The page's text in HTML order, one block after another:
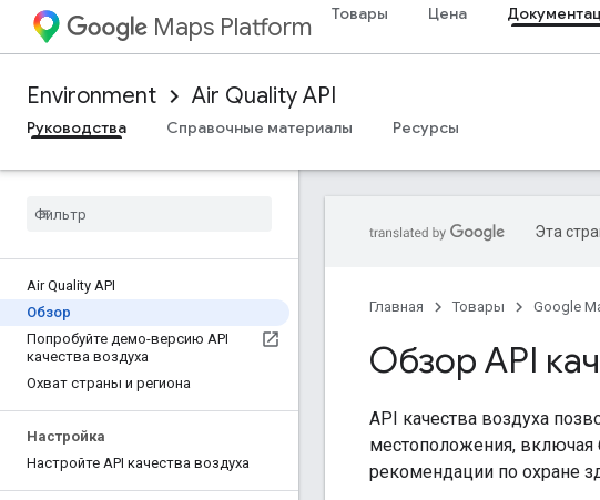
Maps Platform Товары Цена
Environment Air Quality API
Руководства
Справочные материалы Ресурсы
Air Quality API
Обзор
Попробуйте демо-версию API
качества воздуха
Охват страны и региона
Настройка
Настройте API качества воздуха
Эта
Главная Товары Google
Обзор API
API качества воздуха
местоположения, включая
рекомендации по охране